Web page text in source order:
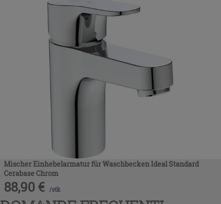
Mischer Einhebelarmatur für Waschbecken Ideal Standard
Cerabase Chrom
88,90 € /stk